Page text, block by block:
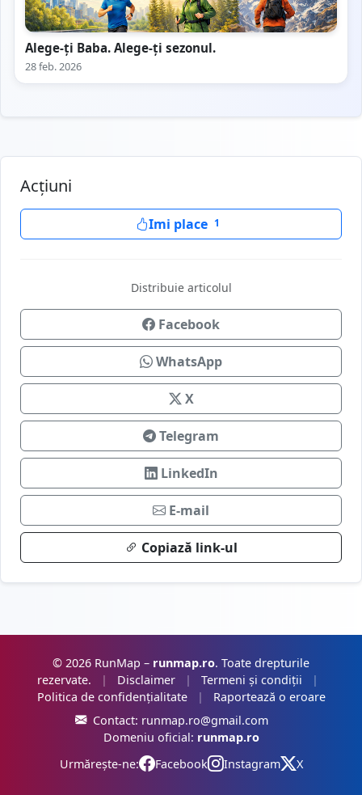
Alege-ți Baba. Alege-ți sezonul.
28 feb. 2026
Acțiuni
Imi place 1
Distribuie articolul
Facebook
WhatsApp
X
Telegram
LinkedIn
E-mail
Copiază link-ul
© 2026 RunMap – runmap.ro. Toate drepturile
rezervate.
| Disclaimer | Termeni și condiții
|
Politica de confidențialitate
|
Raportează o eroare
Contact: runmap.ro@gmail.com
Domeniu oficial: runmap.ro
Urmărește-ne:
Facebook Instagram X